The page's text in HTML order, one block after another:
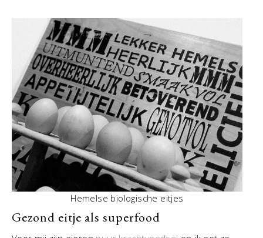
Hemelse biologische eitjes
Gezond eitje als superfood